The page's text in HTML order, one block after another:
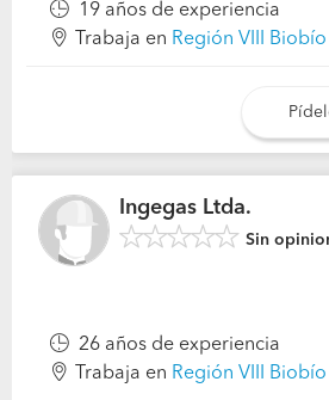
19 años de experiencia
Trabaja en Región VIII
Ingegas Ltda.
Sin
26 años de experiencia
Trabaja en Región VIII